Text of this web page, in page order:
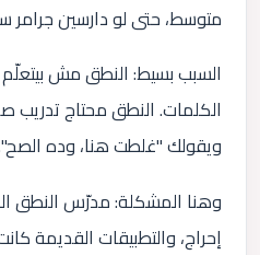
متوسط، حتى لو دارسين جرامر
السبب بسيط: النطق مش
الكلمات. النطق محتاج
ويقولك "غلطت هنا، وده
وهنا المشكلة: مدرّس النطق
إحراج، والتطبيقات القديمة